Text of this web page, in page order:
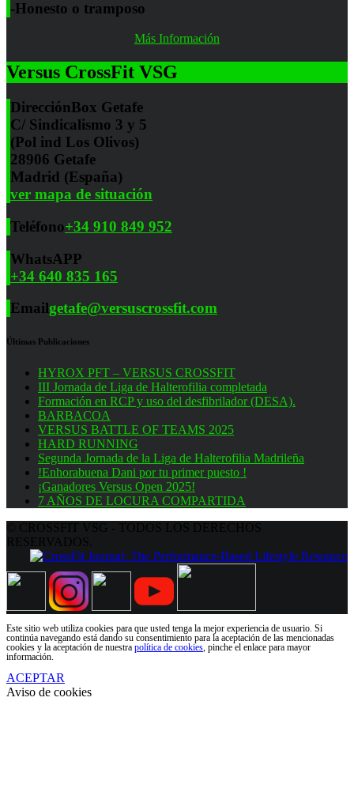
-Honesto o tramposo
Más Información
Versus CrossFit VSG
DirecciónBox Getafe
C/ Sindicalismo 3 y 5
(Pol ind Los Olivos)
28906 Getafe
Madrid (España)
ver mapa de situación
Teléfono+34 910 849 952
WhatsAPP
+34 640 835 165
Emailgetafe@versuscrossfit.com
Últimas Publicaciones
HYROX PFT – VERSUS CROSSFIT
III Jornada de Liga de Halterofilia completada
Formación en RCP y uso del desfibrilador (DESA).
BARBACOA
VERSUS BATTLE OF TEAMS 2025
HARD RUNNING
Segunda Jornada de la Liga de Halterofilia Madrileña
!Enhorabuena Dani por tu primer puesto !
¡Ganadores Versus Open 2025!
7 AÑOS DE LOCURA COMPARTIDA
Este sitio web utiliza cookies para que usted tenga la mejor experiencia de usuario. Si
continúa navegando está dando su consentimiento para la aceptación de las mencionadas
cookies y la aceptación de nuestra política de cookies, pinche el enlace para mayor
información.
ACEPTAR
Aviso de cookies